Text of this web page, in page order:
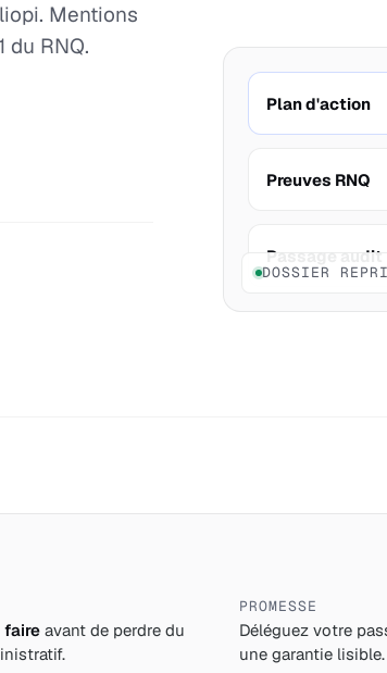
Mentions
RNQ.
Plan d'action
Preuves RNQ
Passage audit
DOSSIER
faire avant de perdre du
PROMESSE
Déléguez votre
une garantie lisible.